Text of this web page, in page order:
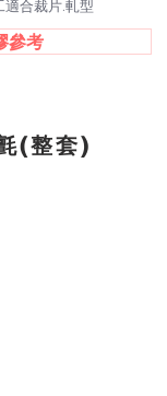
適合裁片.軋型
參考
(整套)